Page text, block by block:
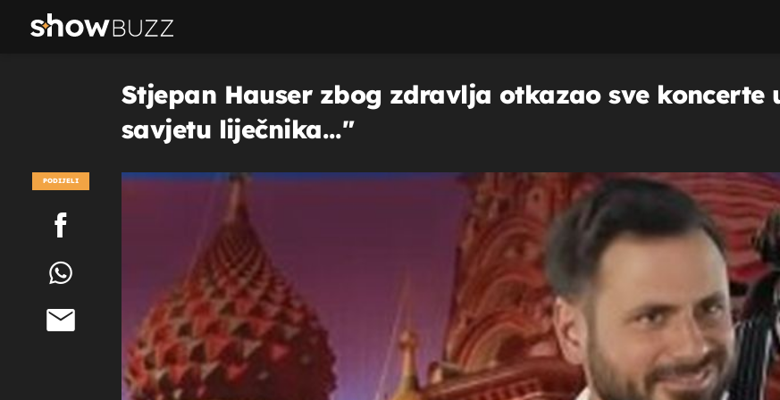
Stjepan Hauser zbog zdravlja otkazao sve koncerte
savjetu liječnika..."
PODIJELI
POGLEDAJ